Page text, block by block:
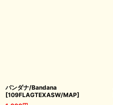
バンダナ/Bandana
[109FLAGTEXASW/MAP]